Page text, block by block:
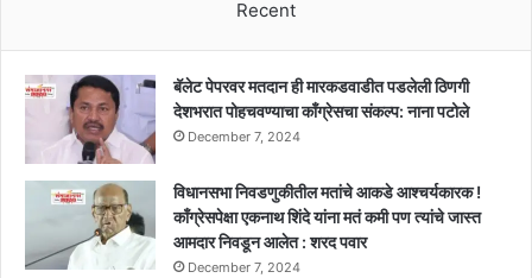
संभाजीनगरात
Recent
बॅलेट पेपरवर मतदान ही मारकडवाडीत पडलेली ठिणगी
देशभरात पोहचवण्याचा काँग्रेसचा संकल्प: नाना पटोले
December 7, 2024
विधानसभा निवडणुकीतील मतांचे आकडे आश्चर्यकारक !
काँग्रेसपेक्षा एकनाथ शिंदे यांना मतं कमी पण त्यांचे जास्त
आमदार निवडून आलेत : शरद पवार
December 7, 2024